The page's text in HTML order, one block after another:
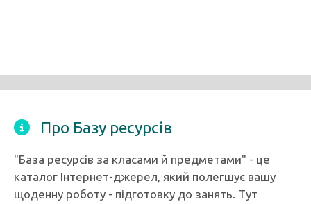
Про Базу ресурсів
"База ресурсів за класами й предметами" - це
каталог Інтернет-джерел, який полегшує вашу
щоденну роботу - підготовку до занять. Тут